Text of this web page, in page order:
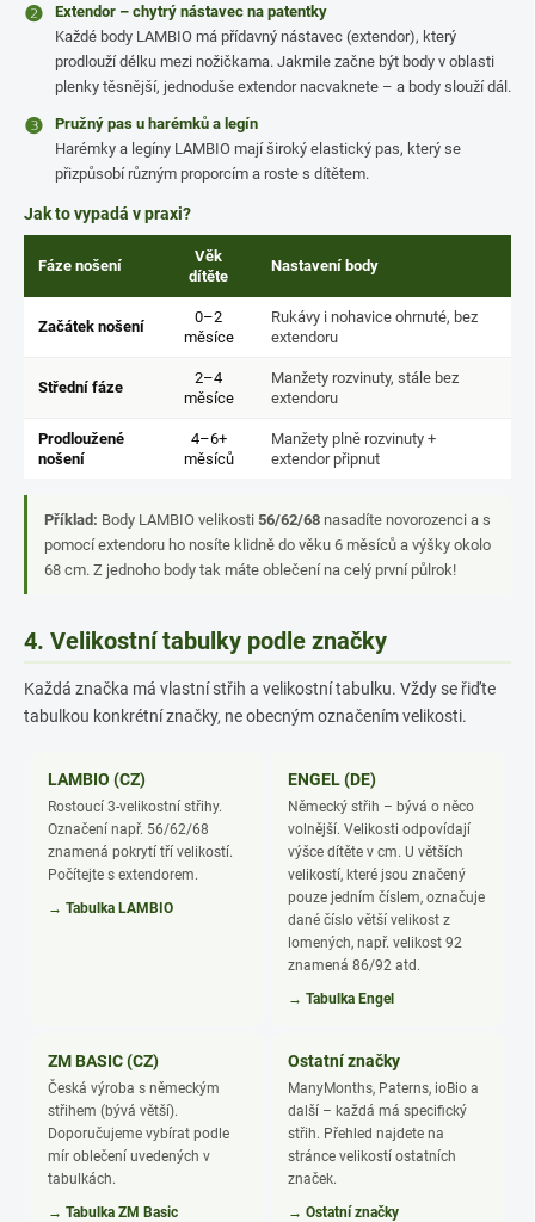
❷
Extendor – chytrý nástavec na patentky
Každé body LAMBIO má přídavný nástavec (extendor), který
prodlouží délku mezi nožičkama. Jakmile začne být body v oblasti
plenky těsnější, jednoduše extendor nacvaknete – a body slouží dál.
❸
Pružný pas u harémků a legín
Harémky a legíny LAMBIO mají široký elastický pas, který se
přizpůsobí různým proporcím a roste s dítětem.
Jak to vypadá v praxi?
Fáze nošení
Věk
dítěte
Nastavení body
Začátek nošení
0–2
měsíce
Rukávy i nohavice ohrnuté, bez
extendoru
Střední fáze
2–4
měsíce
Manžety rozvinuty, stále bez
extendoru
Prodloužené
nošení
4–6+
měsíců
Manžety plně rozvinuty +
extendor připnut
Příklad: Body LAMBIO velikosti 56/62/68 nasadíte novorozenci a s
pomocí extendoru ho nosíte klidně do věku 6 měsíců a výšky okolo
68 cm. Z jednoho body tak máte oblečení na celý první půlrok!
4. Velikostní tabulky podle značky
Každá značka má vlastní střih a velikostní tabulku. Vždy se řiďte
tabulkou konkrétní značky, ne obecným označením velikosti.
LAMBIO (CZ)
Rostoucí 3-velikostní střihy.
Označení např. 56/62/68
znamená pokrytí tří velikostí.
Počítejte s extendorem.
→ Tabulka LAMBIO
ENGEL (DE)
Německý střih – bývá o něco
volnější. Velikosti odpovídají
výšce dítěte v cm. U větších
velikostí, které jsou značený
pouze jedním číslem, označuje
dané číslo větší velikost z
lomených, např. velikost 92
znamená 86/92 atd.
→ Tabulka Engel
ZM BASIC (CZ)
Česká výroba s německým
střihem (bývá větší).
Doporučujeme vybírat podle
mír oblečení uvedených v
tabulkách.
→ Tabulka ZM Basic
Ostatní značky
ManyMonths, Paterns, ioBio a
další – každá má specifický
střih. Přehled najdete na
stránce velikostí ostatních
značek.
→ Ostatní značky